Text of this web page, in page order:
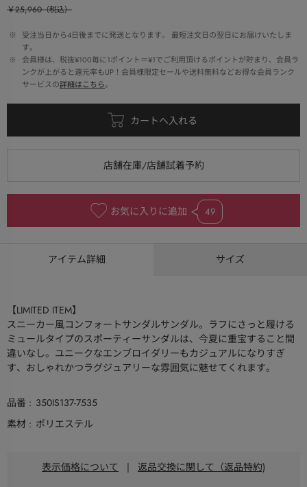
￥25,960（税込）
※
受注当日から4日後までに発送となります。 最短注文日の翌日にお届けいたしま
す。
※
会員様は、税抜¥100毎に1ポイント＝¥1でご利用頂けるポイントが貯まり、会員ラ
ンクが上がると還元率もUP！会員様限定セールや送料無料などお得な会員ランク
サービスの詳細はこちら。
お気に入りに追加 49
アイテム詳細 サイズ
【LIMITED ITEM】
スニーカー風コンフォートサンダルサンダル。ラフにさっと履ける
ミュールタイプのスポーティーサンダルは、今夏に重宝すること間
違いなし。ユニークなエンブロイダリーもカジュアルになりすぎ
す、おしゃれかつラグジュアリーな雰囲気に魅せてくれます。
品番
350IS137-7535
素材
ポリエステル
表示価格について | 返品交換に関して（返品特約)